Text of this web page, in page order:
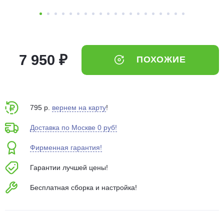
7 950 ₽ ПОХОЖИЕ
795 р. вернем на карту!
Доставка по Москве 0 руб!
Фирменная гарантия!
Гарантии лучшей цены!
Бесплатная сборка и настройка!
об оплате Плайтом
недели
8 800 302-02-51